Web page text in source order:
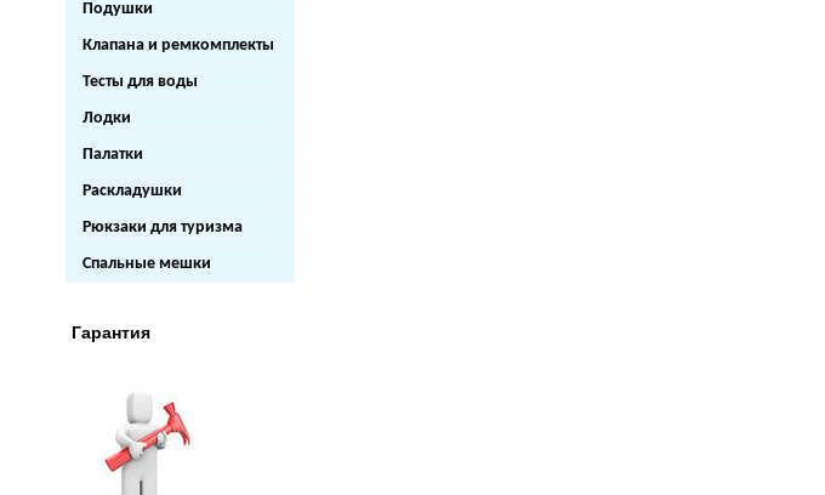
Подушки
Клапана и ремкомплекты
Тесты для воды
Лодки
Палатки
Раскладушки
Рюкзаки для туризма
Спальные мешки
Гарантия